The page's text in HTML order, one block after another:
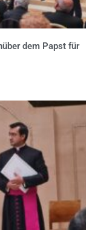
dem Papst für